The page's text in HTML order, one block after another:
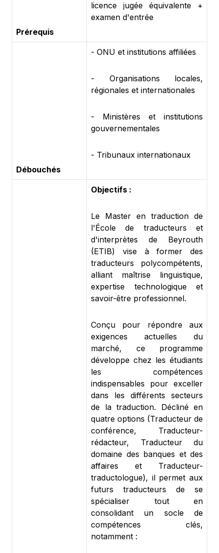
Prérequis
licence jugée équivalente +
examen d'entrée
Débouchés
- ONU et institutions affiliées
- Organisations locales,
régionales et internationales
- Ministères et institutions
gouvernementales
- Tribunaux internationaux
Objectifs :
Le Master en traduction de
l'École de traducteurs et
d'interprètes de Beyrouth
(ETIB) vise à former des
traducteurs polycompétents,
alliant maîtrise linguistique,
expertise technologique et
savoir-être professionnel.
Conçu pour répondre aux
exigences actuelles du
marché, ce programme
développe chez les étudiants
les compétences
indispensables pour exceller
dans les différents secteurs
de la traduction. Décliné en
quatre options (Traducteur de
conférence, Traducteur-
rédacteur, Traducteur du
domaine des banques et des
affaires et Traducteur-
traductologue), il permet aux
futurs traducteurs de se
spécialiser tout en
consolidant un socle de
compétences clés,
notamment :